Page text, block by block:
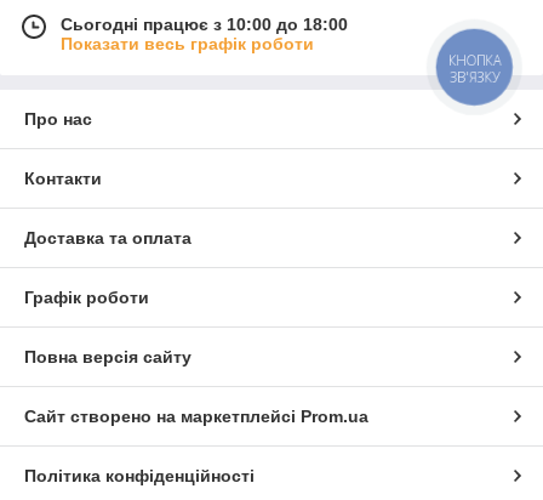
Сьогодні працює з 10:00 до 18:00
Показати весь графік роботи
Про нас
Контакти
Доставка та оплата
Графік роботи
Повна версія сайту
Сайт створено на маркетплейсі Prom.ua
Політика конфіденційності
КНОПКА
ЗВ'ЯЗКУ